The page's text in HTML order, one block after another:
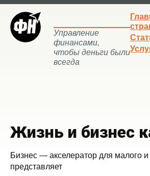
Управление
финансами,
чтобы деньги были
всегда
Жизнь и бизнес
Бизнес — акселератор для малого
представляет